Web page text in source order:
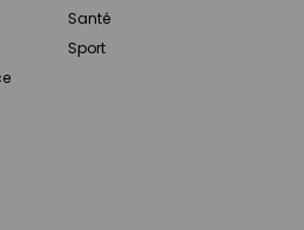
Santé
Sport